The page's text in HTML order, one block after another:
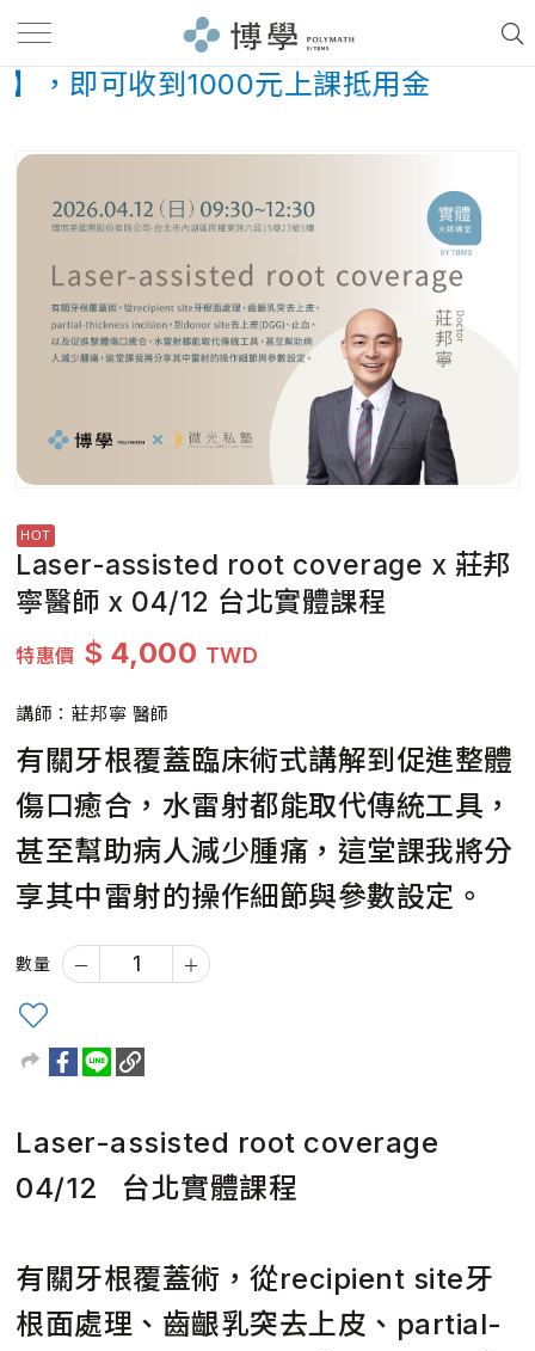
，即可收到1000元上課抵用金
Laser-assisted root coverage x 莊邦
寧醫師 x 04/12 台北實體課程
特惠價 $ 4,000 TWD
講師：莊邦寧 醫師
有關牙根覆蓋臨床術式講解到促進整體
傷口癒合，水雷射都能取代傳統工具，
甚至幫助病人減少腫痛，這堂課我將分
享其中雷射的操作細節與參數設定。
數量
Laser-assisted root coverage
04/12 台北實體課程
有關牙根覆蓋術，從recipient site牙
根面處理、齒齦乳突去上皮、partial-